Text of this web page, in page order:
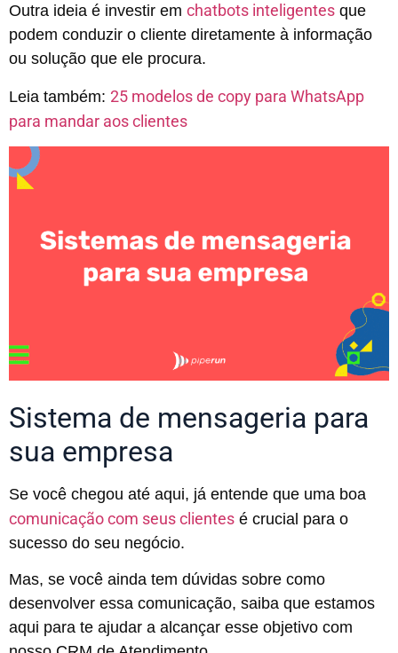
Outra ideia é investir em chatbots inteligentes que
podem conduzir o cliente diretamente à informação
ou solução que ele procura.
Leia também: 25 modelos de copy para WhatsApp
para mandar aos clientes
Sistema de mensageria para
sua empresa
Se você chegou até aqui, já entende que uma boa
comunicação com seus clientes é crucial para o
sucesso do seu negócio.
Mas, se você ainda tem dúvidas sobre como
desenvolver essa comunicação, saiba que estamos
aqui para te ajudar a alcançar esse objetivo com